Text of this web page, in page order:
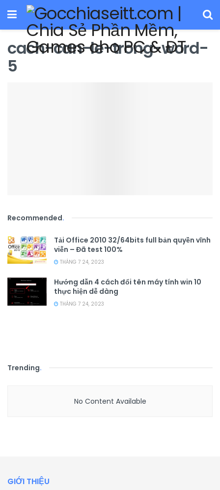
cach-can-le-trong-word-
5
Recommended.
Tải Office 2010 32/64bits full bản quyền vĩnh
viễn – Đã test 100%
THÁNG 7 24, 2023
Hướng dẫn 4 cách đổi tên máy tính win 10
thực hiện dễ dàng
THÁNG 7 24, 2023
Trending.
No Content Available
GIỚI THIỆU